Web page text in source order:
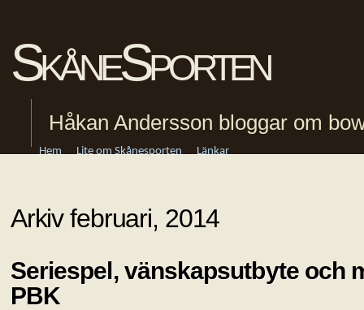
SkåneSporten
Håkan Andersson bloggar om
Hem Lite om Skånesporten Länkar
Arkiv februari, 2014
Seriespel, vänskapsutbyte och
PBK